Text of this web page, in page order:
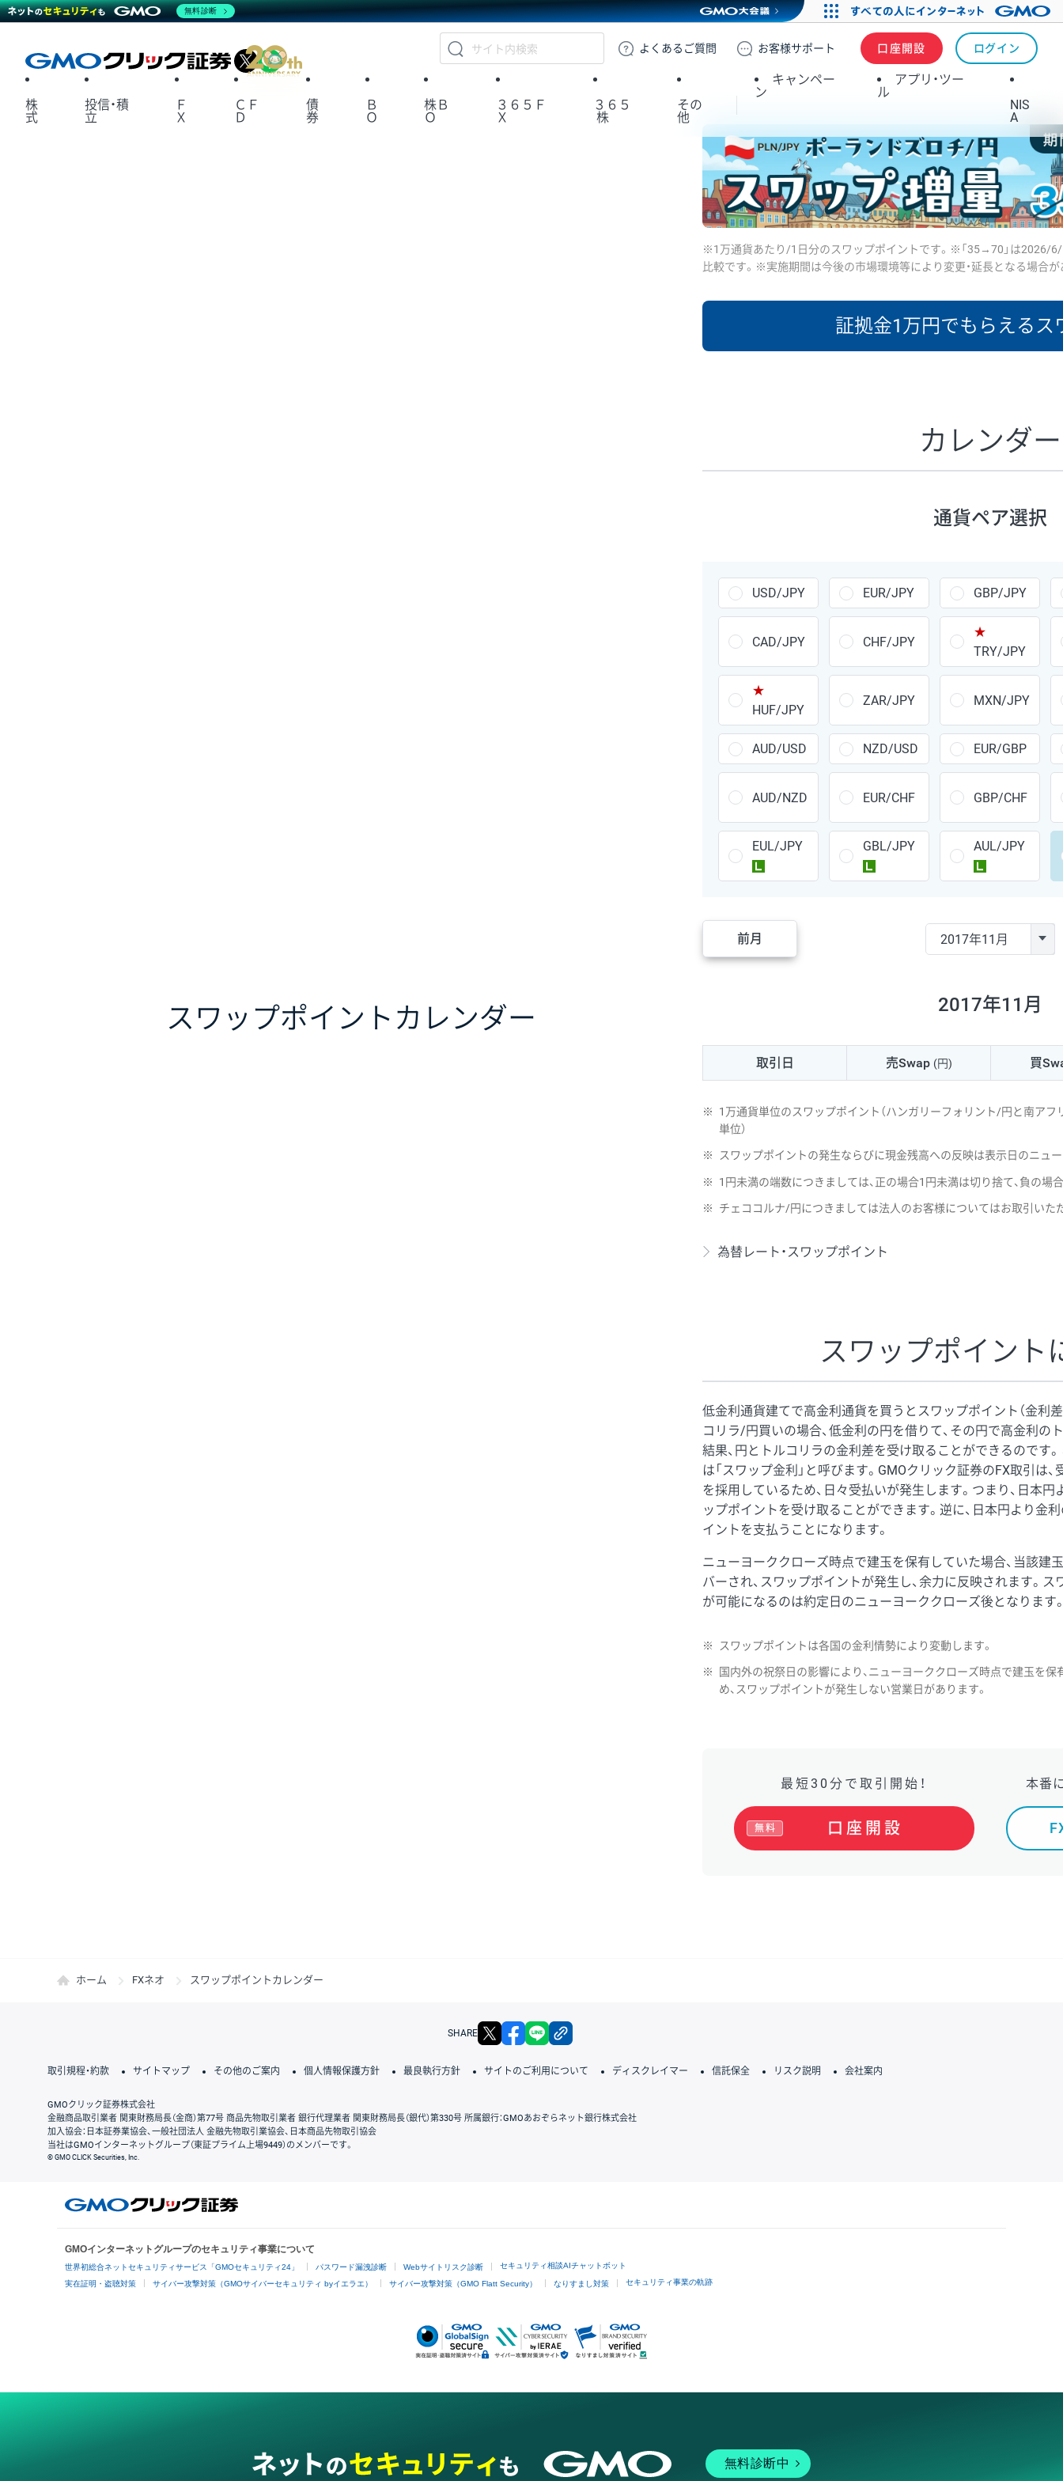
GMOクリック証券
よくある ご質問 お客様サポート 口座開設 ログイン
X
株
式
投信・積
立
Ｆ
Ｘ
ＣＦ
Ｄ
債
券
Ｂ
Ｏ
株Ｂ
Ｏ
３６５Ｆ
Ｘ
３６５
株
その
他
キャンペー
ン
アプリ・ツー
ル
NIS
A
スワップポイント カレンダー
※1万通貨あたり/1日分のスワップポイントです。※「35→70」は2026/6/
比較です。※実施期間は今後の市場環境等により変更・延長となる場合が
証拠金1万円でもらえるス
あたりの
ポイント
GBP/JPY 170円
AUD/JPY 106円
NZD/JPY 28円
CAD/JPY 38円
CHF/JPY 34円
PLN/JPY 35円
HUF/JPY 16円
ZAR/JPY 130円
MXN/JPY 140円
AUD/USD
EUR/AUD 103円
160円
※ハンガリーフォリント/円と南アフリカランド/円とメキシコペソ/
カレンダー
通貨ペア選択
USD/JPY EUR/JPY GBP/JPY
CAD/JPY CHF/JPY
★
TRY/JPY
★
HUF/JPY
ZAR/JPY MXN/JPY
AUD/USD NZD/USD EUR/GBP
AUD/NZD EUR/CHF GBP/CHF
EUL/JPY
GBL/JPY
AUL/JPY
前月
2017年11月
取引日 売Swap (円) 買
※
1万通貨単位のスワップポイント（ハンガリーフォリント/円と南ア
単位）
※ スワップポイントの発生ならびに現金残高への反映は表示日のニュ
※ 1円未満の端数につきましては、正の場合1円未満は切り捨て、負の場
※ チェココルナ/円につきましては法人のお客様についてはお取引いた
為替レート・スワップポイント
スワップポイント
低金利通貨建てで高金利通貨を買うとスワップポイント（金利
コリラ/円買いの場合、低金利の円を借りて、その円で高金利の
結果、円とトルコリラの金利差を受け取ることができるのです
は「スワップ金利」と呼びます。GMOクリック証券のFX取引は
を採用しているため、日々受払いが発生します。つまり、日本
ップポイントを受け取ることができます。逆に、日本円より金
イントを支払うことになります。
ニューヨーククローズ時点で建玉を保有していた場合、当該建
バーされ、スワップポイントが発生し、余力に反映されます。
が可能になるのは約定日のニューヨーククローズ後となります
※ スワップポイントは各国の金利情勢により変動します。
※
国内外の祝祭日の影響により、ニューヨーククローズ時点で建玉を
め、スワップポイントが発生しない営業日があります。
最短30分で取引開始！
口座開設
無料
本番
ホーム FXネオ スワップポイントカレンダー
SHARE X facebook
取引規程・約款 サイトマップ その他のご案内 個人情報保護方針 最良執行方針 サイトのご利用について ディスクレイマー 信託保全 リスク説明 会社案内
GMOクリック証券株式会社
金融商品取引業者 関東財務局長（金商）第77号 商品先物取引業者 銀行代理業者 関東財務局長（銀代）第330号 所属銀行：GMOあおぞらネット銀行株式会社
加入協会：日本証券業協会、一般社団法人 金融先物取引業協会、日本商品先物取引協会
当社はGMOインターネットグループ（東証プライム上場9449）のメンバーです。
© GMO CLICK Securities, Inc.
GMOインターネットグループのセキュリティ事業について
世界初総合ネットセキュリティサービス「GMOセキュリティ24」 パスワード漏洩診断 Webサイトリスク診断 セキュリティ相談AIチャットボット
実在証明・盗聴対策 サイバー攻撃対策（GMOサイバーセキュリティ byイエラエ） サイバー攻撃対策（GMO Flatt Security） なりすまし対策 セキュリティ事業の軌跡
無料診断中
無料診断